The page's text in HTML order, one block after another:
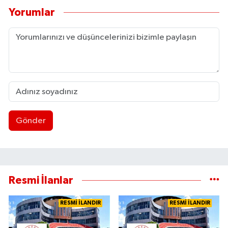
Yorumlar
Gönder
Resmi İlanlar
RESMİ İLANDIR RESMİ İLANDIR